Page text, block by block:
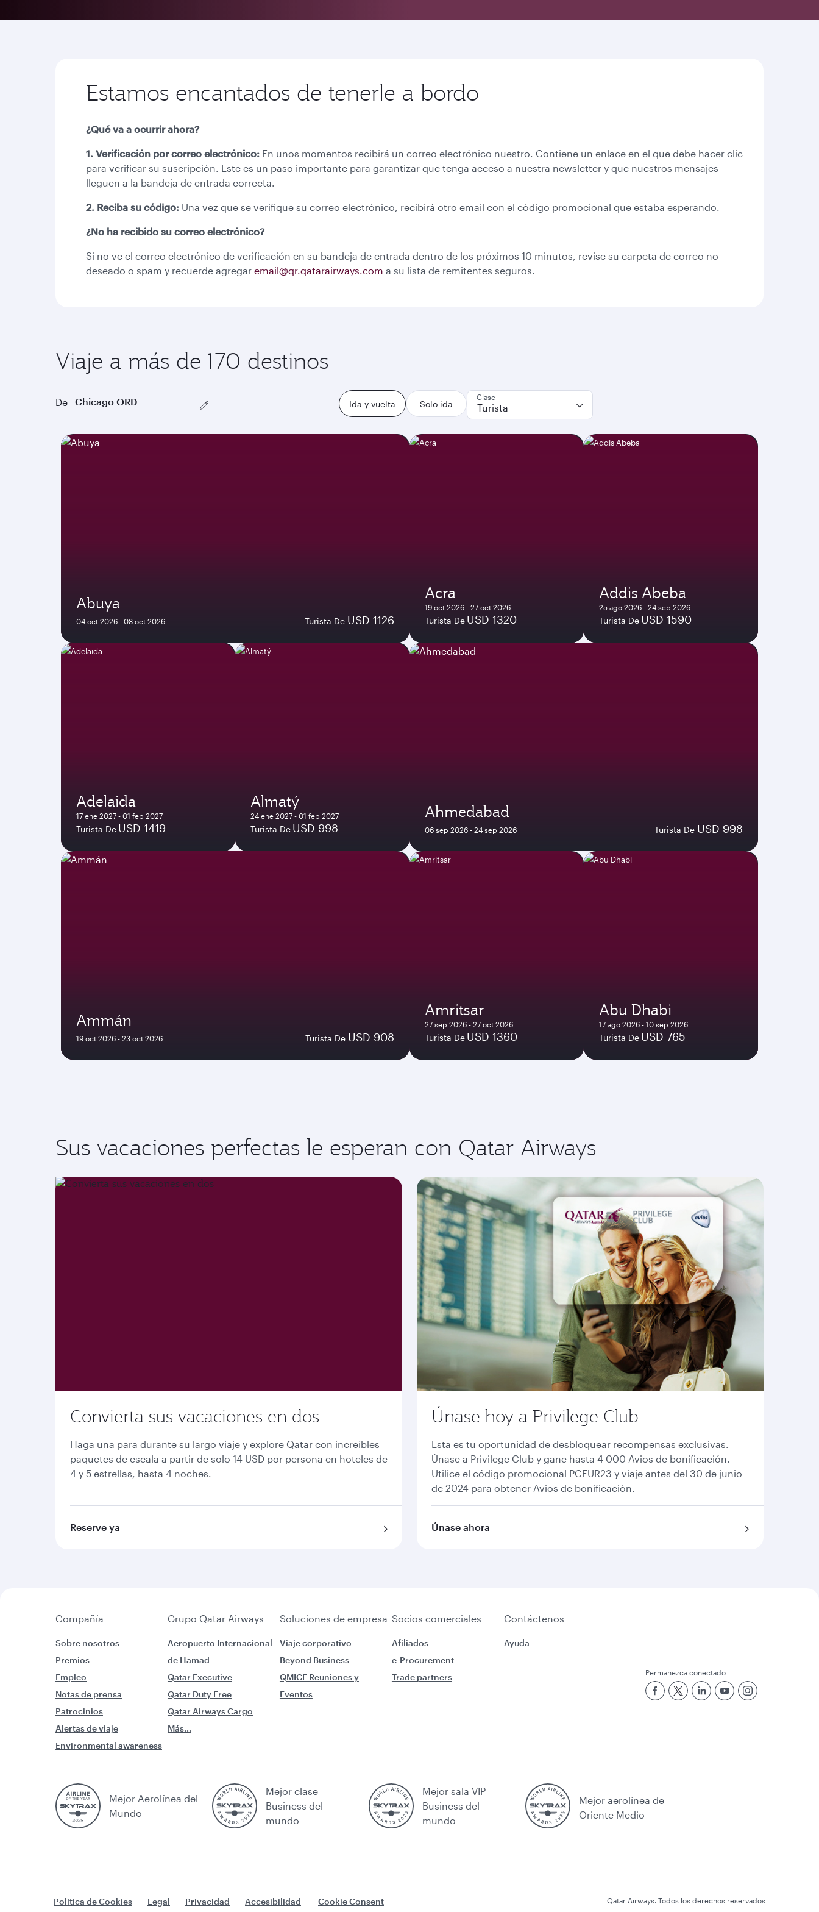
Estamos encantados de tenerle a bordo
¿Qué va a ocurrir ahora?
1. Verificación por correo electrónico: En unos momentos recibirá un correo electrónico nuestro. Contiene un enlace en el que debe hacer clic
para verificar su suscripción. Este es un paso importante para garantizar que tenga acceso a nuestra newsletter y que nuestros mensajes
lleguen a la bandeja de entrada correcta.
2. Reciba su código: Una vez que se verifique su correo electrónico, recibirá otro email con el código promocional que estaba esperando.
¿No ha recibido su correo electrónico?
Si no ve el correo electrónico de verificación en su bandeja de entrada dentro de los próximos 10 minutos, revise su carpeta de correo no
deseado o spam y recuerde agregar email@qr.qatarairways.com a su lista de remitentes seguros.
Viaje a más de 170 destinos
De Ida y vuelta Solo ida
Clase
Turista
Abuya
04 oct 2026 - 08 oct 2026 Turista De USD 1126
Acra
19 oct 2026 - 27 oct 2026
Turista De USD 1320
Addis Abeba
25 ago 2026 - 24 sep 2026
Turista De USD 1590
Adelaida
17 ene 2027 - 01 feb 2027
Turista De USD 1419
Almatý
24 ene 2027 - 01 feb 2027
Turista De USD 998
Ahmedabad
06 sep 2026 - 24 sep 2026 Turista De USD 998
Ammán
19 oct 2026 - 23 oct 2026 Turista De USD 908
Amritsar
27 sep 2026 - 27 oct 2026
Turista De USD 1360
Abu Dhabi
17 ago 2026 - 10 sep 2026
Turista De USD 765
Sus vacaciones perfectas le esperan con Qatar Airways
Convierta sus vacaciones en dos
Haga una para durante su largo viaje y explore Qatar con increíbles
paquetes de escala a partir de solo 14 USD por persona en hoteles de
4 y 5 estrellas, hasta 4 noches.
Reserve ya
Únase hoy a Privilege Club
Esta es tu oportunidad de desbloquear recompensas exclusivas.
Únase a Privilege Club y gane hasta 4 000 Avios de bonificación.
Utilice el código promocional PCEUR23 y viaje antes del 30 de junio
de 2024 para obtener Avios de bonificación.
Únase ahora
Compañía Grupo Qatar Airways Soluciones de empresa Socios comerciales Contáctenos
Sobre nosotros
Premios
Empleo
Notas de prensa
Patrocinios
Alertas de viaje
Environmental awareness
Aeropuerto Internacional
de Hamad
Qatar Executive
Qatar Duty Free
Qatar Airways Cargo
Más...
Viaje corporativo
Beyond Business
QMICE Reuniones y
Eventos
Afiliados
e-Procurement
Trade partners
Ayuda
Permanezca conectado
Mejor Aerolínea del
Mundo
Mejor clase
Business del
mundo
Mejor sala VIP
Business del
mundo
Mejor aerolínea de
Oriente Medio
Política de Cookies Legal Privacidad Accesibilidad Cookie Consent Qatar Airways. Todos los derechos reservados